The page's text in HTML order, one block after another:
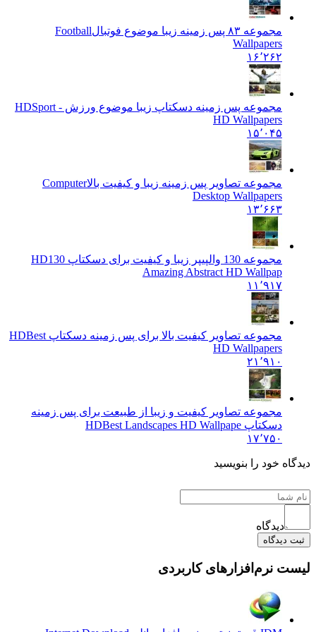
مجموعه ۸۳ پس زمینه زیبا موضوع فوتبال
Football
Wallpapers
۱۶٬۲۶۲
مجموعه پس زمینه دسکتاپ زیبا موضوع ورزش - HDSport
HD Wallpapers
۱۵٬۰۴۵
مجموعه تصاویر پس زمینه زیبا و کیفیت بالاComputer
Desktop Wallpapers
۱۳٬۶۶۳
مجموعه 130 والپیپر زیبا و کیفیت برای دسکتاپ HD
130
Amazing Abstract HD Wallpap
۱۱٬۹۱۷
مجموعه تصاویر کیفیت بالا برای پس زمینه دسکتاپ HDBest
HD Wallpapers
۲۱٬۹۱۰
مجموعه تصاویر کیفیت و زیبا از طبیعت برای پس زمینه
دسکتاپ HDBest Landscapes HD Wallpape
۱۷٬۷۵۰
خود را بنویسید
دیدگاه
دیدگاه
نرم‌افزارهای کاربردی